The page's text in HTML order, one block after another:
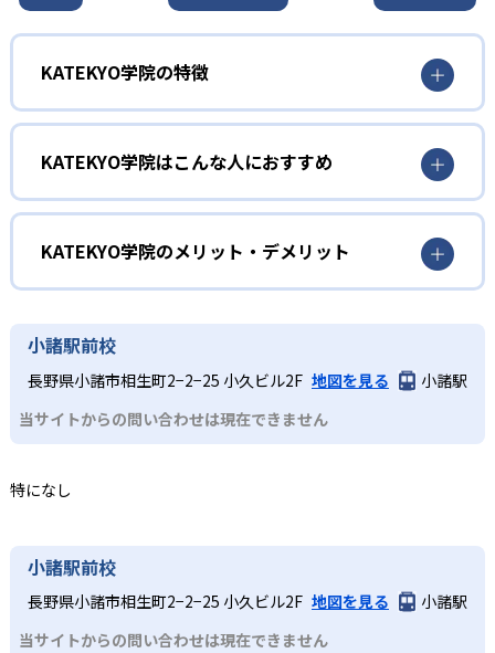
KATEKYO学院の特徴
質問が苦手でもプロ講師がフォロー
KATEKYO学院では、リアルタイムの完全マンツーマン指導
でプロ教師が子どもの理解度を丁寧に把握する。質問が苦
手な場合でも、ペンの動きなどを見ることで子どもに必要
なアドバイスや解説を行う。
KATEKYO学院はこんな人におすすめ
専門的な進路相談を受けたい人
進路相談の専門スタッフが在籍
KATEKYO学院では、学習指導を行うプロ教師とは別に、進
的な進路指導を行えるプロの相談員で、教師に対するアド
バイスも行う。
KATEKYO学院のメリット・デメリット
KATEKYO学院では、担任制による完全個別指導を行ってい
る。他の子どもに影響されず、自分のペースで学習に集中
しやすい。教師が毎回同じなので、信頼関係を築きやすい
点もメリットだ。
どんなデメリットがある？
KATEKYO学院では、1コマあたりの授業時間を90分・120
便さを感じるかもしれない。
小諸駅前校
長野県小諸市相生町2−2−25 小久ビル2F 地図を見る
小諸駅
当サイトからの問い合わせは現在できません
特になし
小諸駅前校
長野県小諸市相生町2−2−25 小久ビル2F 地図を見る
小諸駅
当サイトからの問い合わせは現在できません